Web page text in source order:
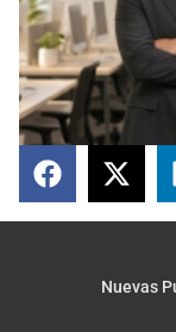
Nuevas